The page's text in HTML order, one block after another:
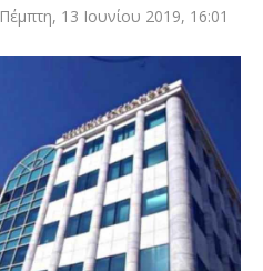
Πέμπτη, 13 Ιουνίου 2019, 16:01